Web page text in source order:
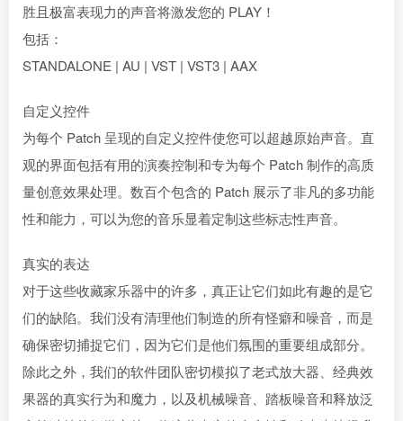
胜且极富表现力的声音将激发您的 PLAY！
包括：
STANDALONE | AU | VST | VST3 | AAX
自定义控件
为每个 Patch 呈现的自定义控件使您可以超越原始声音。直
观的界面包括有用的演奏控制和专为每个 Patch 制作的高质
量创意效果处理。数百个包含的 Patch 展示了非凡的多功能
性和能力，可以为您的音乐显着定制这些标志性声音。
真实的表达
对于这些收藏家乐器中的许多，真正让它们如此有趣的是它
们的缺陷。我们没有清理他们制造的所有怪癖和噪音，而是
确保密切捕捉它们，因为它们是他们氛围的重要组成部分。
除此之外，我们的软件团队密切模拟了老式放大器、经典效
果器的真实行为和魔力，以及机械噪音、踏板噪音和释放泛